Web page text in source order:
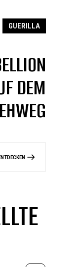
GUERILLA
DEM